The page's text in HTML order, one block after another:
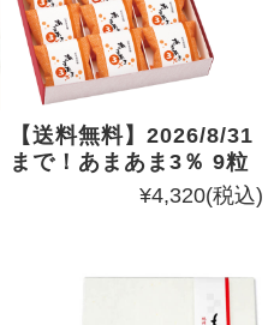
【送料無料】2026/8/31
まで！あまあま3％ 9粒
¥4,320(税込)